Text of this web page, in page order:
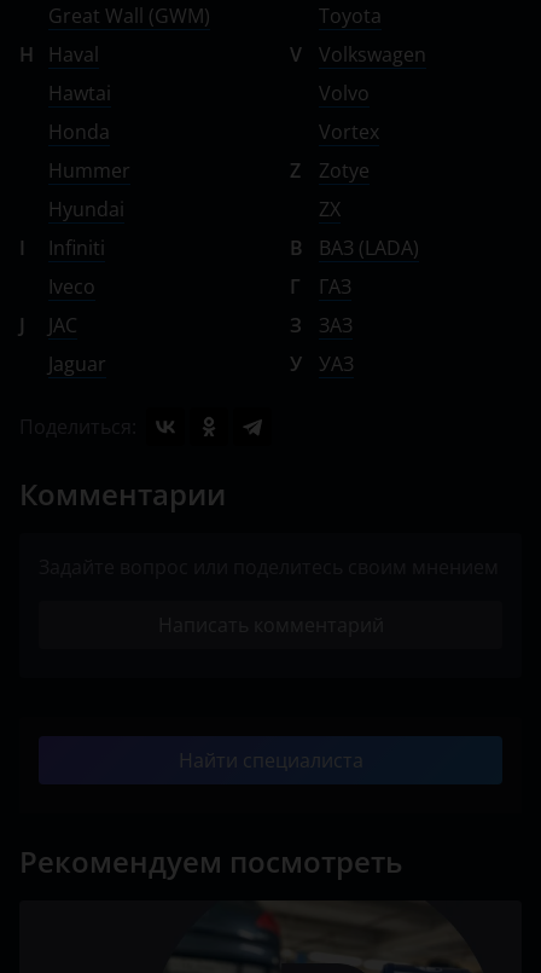
Great Wall (GWM)
H
Haval
Hawtai
Honda
Hummer
Hyundai
I
Infiniti
Iveco
J
JAC
Jaguar
Toyota
V
Volkswagen
Volvo
Vortex
Z
Zotye
ZX
В
ВАЗ (LADA)
Г
ГАЗ
З
ЗАЗ
У
УАЗ
Комментарии
Найти специалиста
Рекомендуем посмотреть